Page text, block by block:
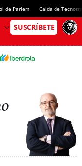
de Parlem Caída de